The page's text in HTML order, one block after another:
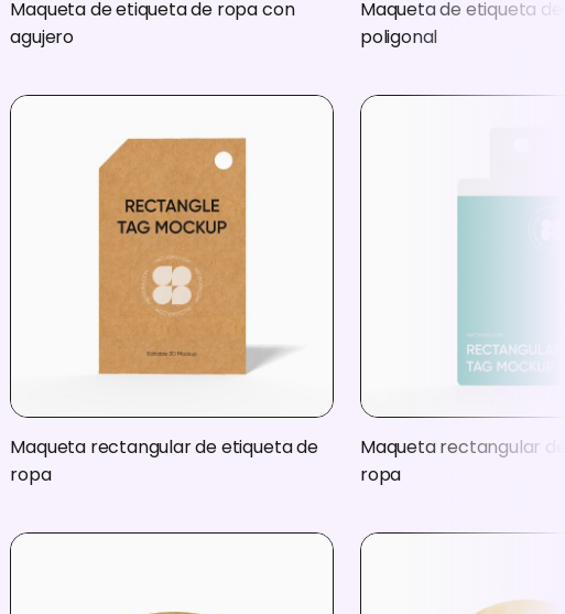
Maqueta de etiqueta de ropa con
agujero
Maqueta de etiqueta
poligonal
Maqueta rectangular de etiqueta de
ropa
Maqueta rectangular
ropa